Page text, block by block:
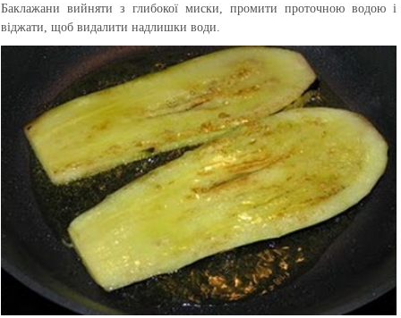
Баклажани вийняти з глибокої миски, промити проточною водою і
віджати, щоб видалити надлишки води.